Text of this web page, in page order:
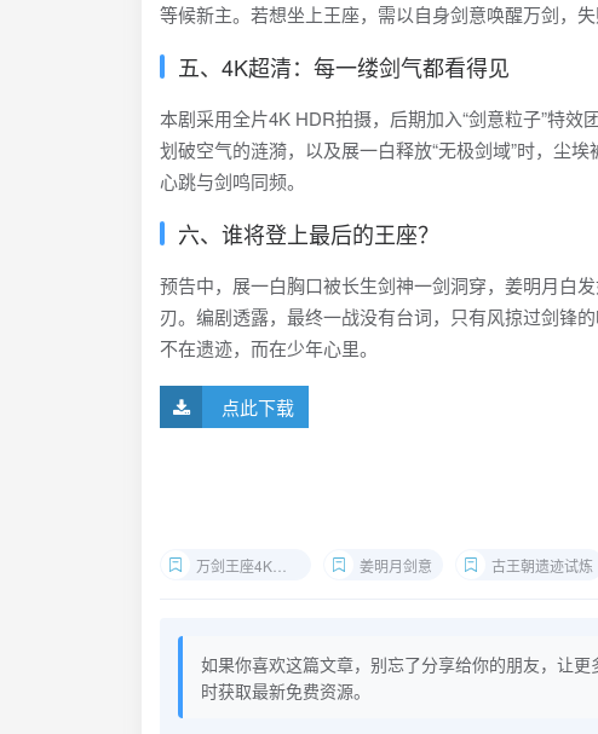
等候新主。若想坐上王座，需以自身剑意唤醒万剑，
五、4K超清：每一缕剑气都看得见
本剧采用全片4K HDR拍摄，后期加入“剑意粒子”特
划破空气的涟漪，以及展一白释放“无极剑域”时，尘
心跳与剑鸣同频。
六、谁将登上最后的王座？
预告中，展一白胸口被长生剑神一剑洞穿，姜明月白
刃。编剧透露，最终一战没有台词，只有风掠过剑锋
不在遗迹，而在少年心里。
点此下载
万剑王座4K下载 姜明月剑意 古王朝遗迹试炼
如果你喜欢这篇文章，别忘了分享给你的朋友，让
时获取最新免费资源。